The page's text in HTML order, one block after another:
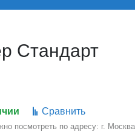
Стандарт
Сравнить
посмотреть по адресу: г.